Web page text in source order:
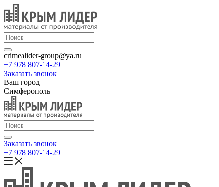
crimealider-group@ya.ru
+7 978 807-14-29
Заказать звонок
Ваш город
Симферополь
Заказать звонок
+7 978 807-14-29